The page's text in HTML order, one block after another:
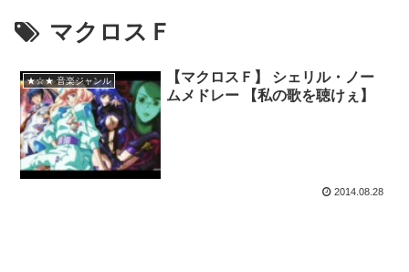
マクロスＦ
★☆★ 音楽ジャンル
【マクロスＦ】 シェリル・ノー
ムメドレー 【私の歌を聴けぇ】
2014.08.28